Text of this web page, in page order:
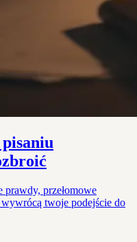
prawdy, przełomowe
twoje podejście do